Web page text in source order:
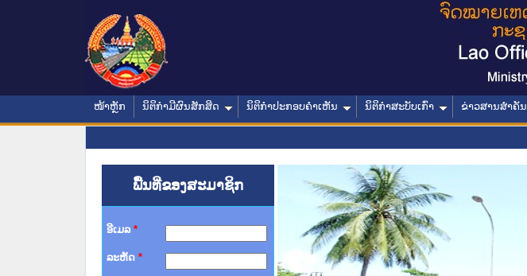
ໜ້າຫຼັກ ນິຕິກໍາມີຜົນສັກສິດ ນິຕິກໍາປະກອບຄໍາເຫັນ ນິຕິກໍາສະບັບເກົ່າ ຂ່າວສານສໍາຄັນ
ພື້ນທີ່ຂອງສະມາຊິກ
ອີເມລ *
ລະຫັດ *